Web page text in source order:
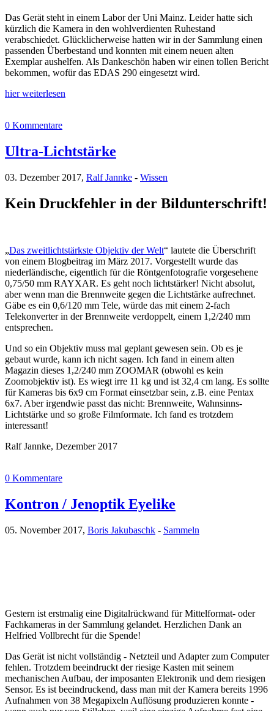
Das Gerät steht in einem Labor der Uni Mainz. Leider hatte sich
kürzlich die Kamera in den wohlverdienten Ruhestand
verabschiedet. Glücklicherweise hatten wir in der Sammlung einen
passenden Überbestand und konnten mit einem neuen alten
Exemplar aushelfen. Als Dankeschön haben wir einen tollen Bericht
bekommen, wofür das EDAS 290 eingesetzt wird.
hier weiterlesen
0 Kommentare
Ultra-Lichtstärke
03. Dezember 2017, Ralf Jannke - Wissen
Kein Druckfehler in der Bildunterschrift!
„Das zweitlichtstärkste Objektiv der Welt“ lautete die Überschrift
von einem Blogbeitrag im März 2017. Vorgestellt wurde das
niederländische, eigentlich für die Röntgenfotografie vorgesehene
0,75/50 mm RAYXAR. Es geht noch lichtstärker! Nicht absolut,
aber wenn man die Brennweite gegen die Lichtstärke aufrechnet.
Gäbe es ein 0,6/120 mm Tele, würde das mit einem 2-fach
Telekonverter in der Brennweite verdoppelt, einem 1,2/240 mm
entsprechen.
Und so ein Objektiv muss mal geplant gewesen sein. Ob es je
gebaut wurde, kann ich nicht sagen. Ich fand in einem alten
Magazin dieses 1,2/240 mm ZOOMAR (obwohl es kein
Zoomobjektiv ist). Es wiegt irre 11 kg und ist 32,4 cm lang. Es sollte
für Kameras bis 6x9 cm Format einsetzbar sein, z.B. eine Pentax
6x7. Aber irgendwie passt das nicht: Brennweite, Wahnsinns-
Lichtstärke und so große Filmformate. Ich fand es trotzdem
interessant!
Ralf Jannke, Dezember 2017
0 Kommentare
Kontron / Jenoptik Eyelike
05. November 2017, Boris Jakubaschk - Sammeln
Gestern ist erstmalig eine Digitalrückwand für Mittelformat- oder
Fachkameras in der Sammlung gelandet. Herzlichen Dank an
Helfried Vollbrecht für die Spende!
Das Gerät ist nicht vollständig - Netzteil und Adapter zum Computer
fehlen. Trotzdem beeindruckt der riesige Kasten mit seinem
mechanischen Aufbau, der imposanten Elektronik und dem riesigen
Sensor. Es ist beeindruckend, dass man mit der Kamera bereits 1996
Aufnahmen von 38 Megapixeln Auflösung produzieren konnte -